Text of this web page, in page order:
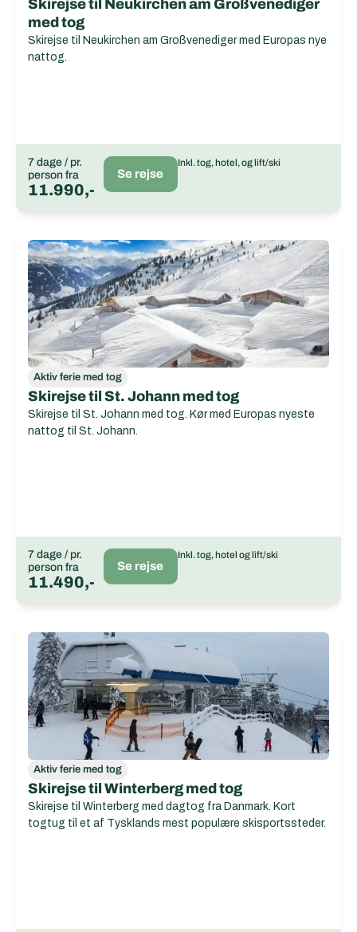
Skirejse til Neukirchen am Großvenediger
med tog
Skirejse til Neukirchen am Großvenediger med Europas nye
nattog.
7 dage / pr.
person fra
11.990,-
Se rejse
Inkl. tog, hotel, og lift/ski
Aktiv ferie med tog
Skirejse til St. Johann med tog
Skirejse til St. Johann med tog. Kør med Europas nyeste
nattog til St. Johann.
7 dage / pr.
person fra
11.490,-
Se rejse
Inkl. tog, hotel og lift/ski
Aktiv ferie med tog
Skirejse til Winterberg med tog
Skirejse til Winterberg med dagtog fra Danmark. Kort
togtug til et af Tysklands mest populære skisportssteder.